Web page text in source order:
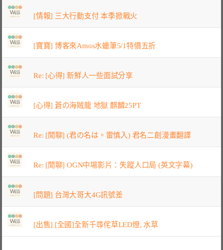
[情報] 三大行動支付 本季掀戰火
[寶寶] 博客來Amos水蠟筆5/1特價五折
Re: [心得] 新鮮人一些面試分享
[心得] 蒼の海賊龍 地獄 麒麟25PT
Re: [閒聊] (君の名は。雷慎入) 君名二創漫畫翻譯
Re: [閒聊] OGN中場影片：失蹤人口局 (英文字幕)
[問題] 台灣大哥大4G訊號差
[出售] [全國]全新千尋侘草LED燈, 水草